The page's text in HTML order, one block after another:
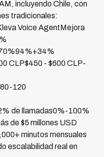
incluyendo Chile, con
tradicionales:
Voice AgentMejora
CLP$450 - $600 CLP-
120
de llamadas0%-100%
de $5 millones USD
minutos mensuales
escalabilidad real en